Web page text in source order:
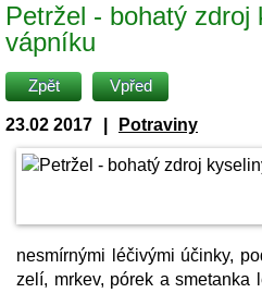
Petržel - bohatý zdroj
vápníku
Zpět Vpřed
23.02 2017
Potraviny
nesmírnými léčivými účinky,
zelí, mrkev, pórek a smetanka